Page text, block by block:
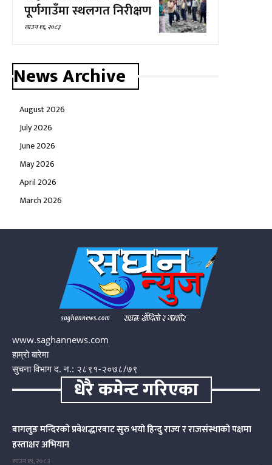
पूर्णगाउँमा स्थलगत निरीक्षण
साउन १६, २०८३
News Archive
August 2026
July 2026
June 2026
May 2026
April 2026
March 2026
www.saghannews.com
हाम्रो बारेमा
सुचना विभाग द. न.: २८९१-२०७८/७९
धेरै कमेन्ट गरिएका
बागलुङ मन्दिरको प्रवेशद्धारबाट सुरु भयो हिन्दु राज्य र राजसंस्थाको पक्षमा
हस्ताक्षर अभियान
साउन १९, २०८३